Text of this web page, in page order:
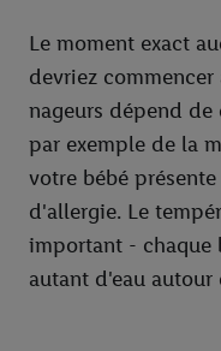
Le moment exact
devriez commencer
nageurs dépend
par exemple de la
votre bébé
d'allergie. Le
important - chaque
autant d'eau autour